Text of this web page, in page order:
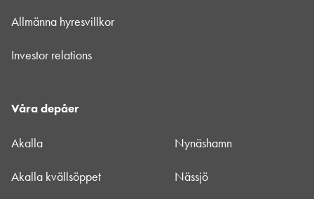
Allmänna hyresvillkor
Investor relations
Våra depåer
Akalla
Akalla kvällsöppet
Nynäshamn
Nässjö